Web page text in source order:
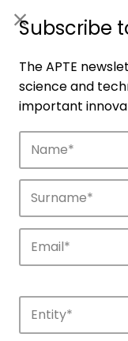
Discover the
Subscribe
The APTE
science and
important